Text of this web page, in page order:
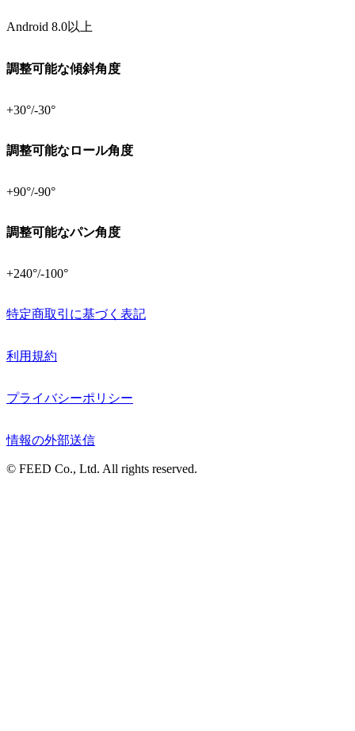
Android 8.0以上
調整可能な傾斜角度
+30°/-30°
調整可能なロール角度
+90°/-90°
調整可能なパン角度
+240°/-100°
特定商取引に基づく表記
利用規約
プライバシーポリシー
情報の外部送信
© FEED Co., Ltd. All rights reserved.